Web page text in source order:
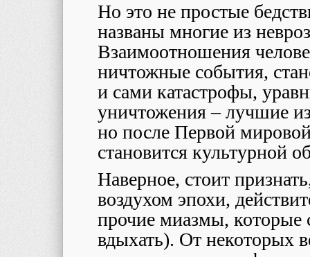
Но это не простые
названы многие из
Взаимоотношения
ничтожные события,
и сами катастрофы,
уничтожения – лучшие
но после Первой
становится культурной
Наверное, стоит
воздухом эпохи,
прочие миазмы, которые
вдыхать). От некоторых